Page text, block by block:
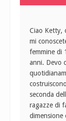
Ciao Ketty,
mi
femmine di
anni. Devo
seconda
ragazze di
dimensione